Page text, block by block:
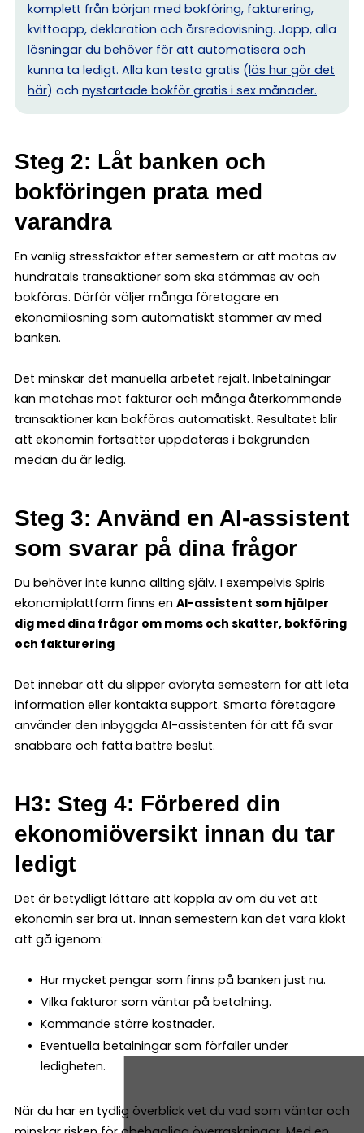
komplett från början med bokföring, fakturering,
kvittoapp, deklaration och årsredovisning. Japp, alla
lösningar du behöver för att automatisera och
kunna ta ledigt. Alla kan testa gratis (läs hur gör det
här) och nystartade bokför gratis i sex månader.
Steg 2: Låt banken och
bokföringen prata med
varandra
En vanlig stressfaktor efter semestern är att mötas av
hundratals transaktioner som ska stämmas av och
bokföras. Därför väljer många företagare en
ekonomilösning som automatiskt stämmer av med
banken.
Det minskar det manuella arbetet rejält. Inbetalningar
kan matchas mot fakturor och många återkommande
transaktioner kan bokföras automatiskt. Resultatet blir
att ekonomin fortsätter uppdateras i bakgrunden
medan du är ledig.
Steg 3: Använd en AI-assistent
som svarar på dina frågor
Du behöver inte kunna allting själv. I exempelvis Spiris
ekonomiplattform finns en AI-assistent som hjälper
dig med dina frågor om moms och skatter, bokföring
och fakturering
Det innebär att du slipper avbryta semestern för att leta
information eller kontakta support. Smarta företagare
använder den inbyggda AI-assistenten för att få svar
snabbare och fatta bättre beslut.
H3: Steg 4: Förbered din
ekonomiöversikt innan du tar
ledigt
Det är betydligt lättare att koppla av om du vet att
ekonomin ser bra ut. Innan semestern kan det vara klokt
att gå igenom:
Hur mycket pengar som finns på banken just nu.
Vilka fakturor som väntar på betalning.
Kommande större kostnader.
Eventuella betalningar som förfaller under
ledigheten.
När du har en tydlig överblick vet du vad som väntar och